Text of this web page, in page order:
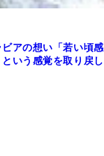
アの想い「若い頃感
いう感覚を取り戻し